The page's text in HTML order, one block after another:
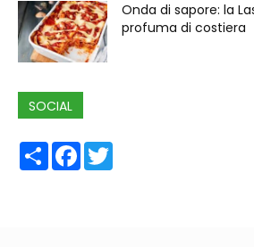
Onda di sapore: la
profuma di costiera
SOCIAL
ShareFacebook